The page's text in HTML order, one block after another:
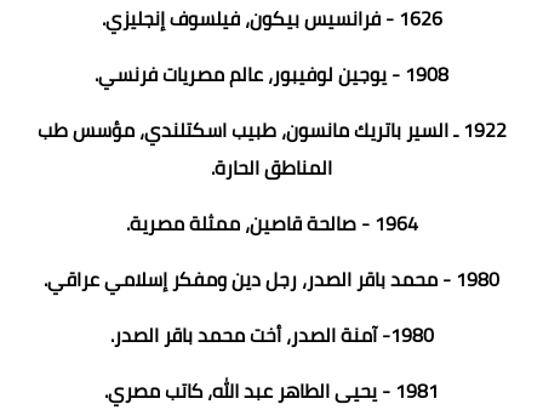
1626 - فرانسيس بيكون، فيلسوف إنجليزي.
1908 - يوجين لوفيبور، عالم مصريات فرنسي.
1922 ـ السير باتريك مانسون، طبيب اسكتلندي، مؤسس طب
المناطق الحارة.
1964 - صالحة قاصين، ممثلة مصرية.
1980 - محمد باقر الصدر، رجل دين ومفكر إسلامي عراقي.
1980- آمنة الصدر، أخت محمد باقر الصدر.
1981 - يحيى الطاهر عبد الله، كاتب مصري.